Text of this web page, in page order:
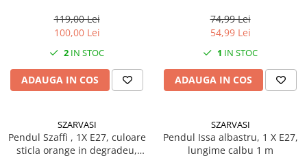
119,00 Lei
100,00 Lei
2 IN STOC
ADAUGA IN COS
74,99 Lei
54,99 Lei
1 IN STOC
ADAUGA IN COS
SZARVASI
Pendul Szaffi , 1X E27, culoare
sticla orange in degradeu,
SZARVASI
Pendul Issa albastru, 1 X E27,
lungime calbu 1 m